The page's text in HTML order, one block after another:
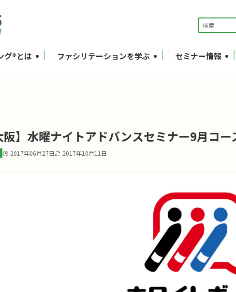
グ®とは ファシリテーションを学ぶ セミナー情報
阪】水曜ナイトアドバンスセミナー9月コー
2017年06月27日 2017年10月11日